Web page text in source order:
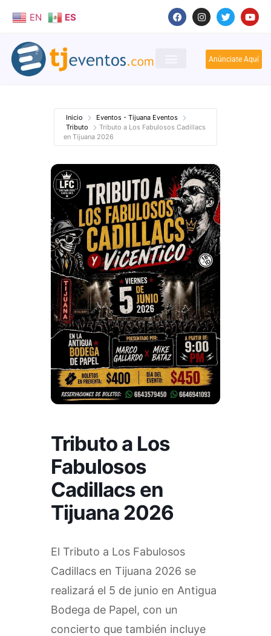
EN ES
Anúnciate Aquí
Inicio
Eventos - Tijuana Eventos
Tributo
Tributo a Los Fabulosos Cadillacs
en Tijuana 2026
Tributo a Los
Fabulosos
Cadillacs en
Tijuana 2026
El Tributo a Los Fabulosos
Cadillacs en Tijuana 2026 se
realizará el 5 de junio en Antigua
Bodega de Papel, con un
concierto que también incluye